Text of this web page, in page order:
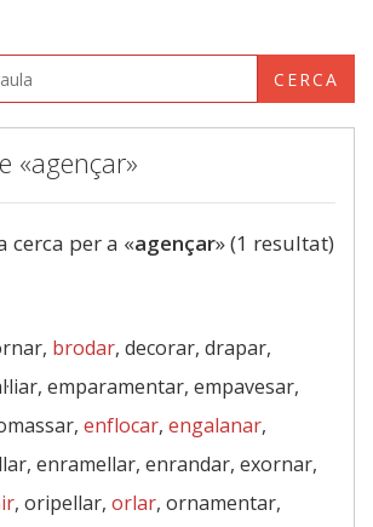
CERCA
«agençar»
cerca per a «agençar» (1 resultat)
brodar, decorar, drapar,
emparamentar, empavesar,
enflocar, engalanar,
enramellar, enrandar, exornar,
, oripellar, orlar, ornamentar,